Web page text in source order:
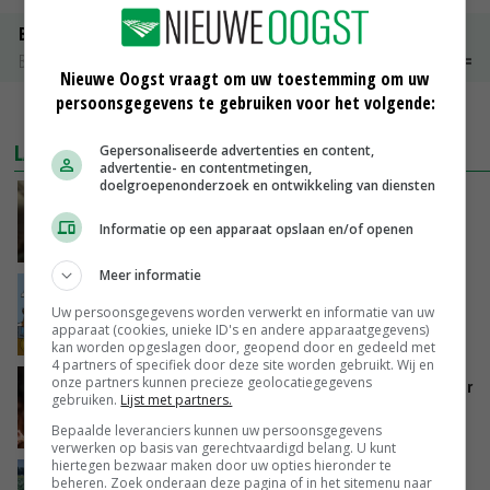
Boeren Gouda 12 kg
Boerenkaas
MEER MARKTPRIJZEN
LAATSTE NIEUWS
‘Samenwerking A-ware en Amalthea gaat
zorgen voor meer balans’
groot: Nederland in Europese top
GISTEREN, 15:33
Vlaamse varkensstapel krimpt, pluimveesector
groeit door schaalvergroting
GISTEREN, 15:20
‘Cijfer jezelf niet weg en doe vooral ook waar
Nieuwe Oogst vraagt om uw toestemming om uw
persoonsgegevens te gebruiken voor het volgende:
Gepersonaliseerde advertenties en content,
advertentie- en contentmetingen,
doelgroepenonderzoek en ontwikkeling van diensten
Informatie op een apparaat opslaan en/of openen
Meer informatie
Uw persoonsgegevens worden verwerkt en informatie van uw
apparaat (cookies, unieke ID's en andere apparaatgegevens)
kan worden opgeslagen door, geopend door en gedeeld met
4 partners of specifiek door deze site worden gebruikt. Wij en
onze partners kunnen precieze geolocatiegegevens
gebruiken. Lijst met partners.
Bepaalde leveranciers kunnen uw persoonsgegevens
verwerken op basis van gerechtvaardigd belang. U kunt
hiertegen bezwaar maken door uw opties hieronder te
beheren. Zoek onderaan deze pagina of in het sitemenu naar